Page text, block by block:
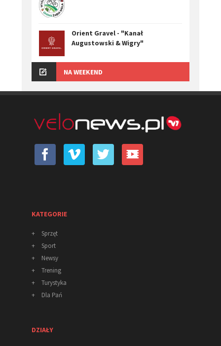
Orient Gravel - "Kanał
Augustowski & Wigry"
NA WEEKEND
KATEGORIE
+
Sprzęt
+
Sport
+
Newsy
+
Trening
+
Turystyka
+
Dla Pań
DZIAŁY